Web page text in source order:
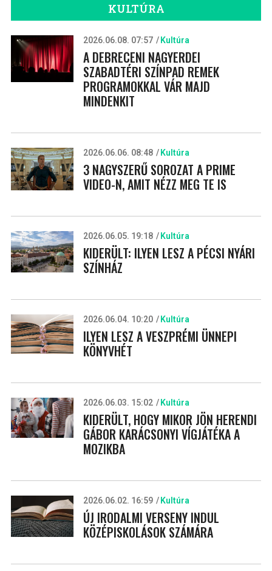
KULTÚRA
2026.06.08. 07:57 Kultúra
A DEBRECENI NAGYERDEI
SZABADTÉRI SZÍNPAD REMEK
PROGRAMOKKAL VÁR MAJD
MINDENKIT
2026.06.06. 08:48 Kultúra
3 NAGYSZERŰ SOROZAT A PRIME
VIDEO-N, AMIT NÉZZ MEG TE IS
2026.06.05. 19:18 Kultúra
KIDERÜLT: ILYEN LESZ A PÉCSI NYÁRI
SZÍNHÁZ
2026.06.04. 10:20 Kultúra
ILYEN LESZ A VESZPRÉMI ÜNNEPI
KÖNYVHÉT
2026.06.03. 15:02 Kultúra
KIDERÜLT, HOGY MIKOR JÖN HERENDI
GÁBOR KARÁCSONYI VÍGJÁTÉKA A
MOZIKBA
2026.06.02. 16:59 Kultúra
ÚJ IRODALMI VERSENY INDUL
KÖZÉPISKOLÁSOK SZÁMÁRA